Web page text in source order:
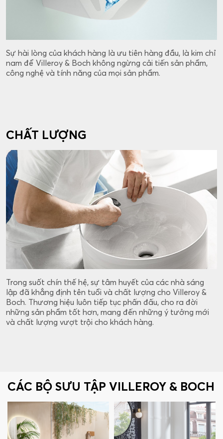
Sự hài lòng của khách hàng là ưu tiên hàng đầu, là kim chỉ
nam để Villeroy & Boch không ngừng cải tiến sản phẩm,
công nghệ và tính năng của mọi sản phẩm.
CHẤT LƯỢNG
Trong suốt chín thế hệ, sự tâm huyết của các nhà sáng
lập đã khẳng định tên tuổi và chất lượng cho Villeroy &
Boch. Thương hiệu luôn tiếp tục phấn đấu, cho ra đời
những sản phẩm tốt hơn, mang đến những ý tưởng mới
và chất lượng vượt trội cho khách hàng.
CÁC BỘ SƯU TẬP VILLEROY & BOCH